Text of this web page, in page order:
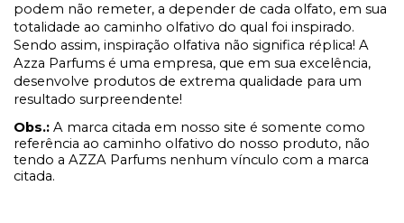
podem não remeter, a depender de cada olfato, em sua
totalidade ao caminho olfativo do qual foi inspirado.
Sendo assim, inspiração olfativa não significa réplica! A
Azza Parfums é uma empresa, que em sua excelência,
desenvolve produtos de extrema qualidade para um
resultado surpreendente!
Obs.: A marca citada em nosso site é somente como
referência ao caminho olfativo do nosso produto, não
tendo a AZZA Parfums nenhum vínculo com a marca
citada.